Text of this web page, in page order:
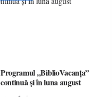
Programul „BiblioVacanța”
continuă și în luna august